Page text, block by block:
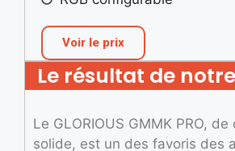
Voir le prix
Le résultat de
Le GLORIOUS GMMK PRO,
solide, est un des favoris des